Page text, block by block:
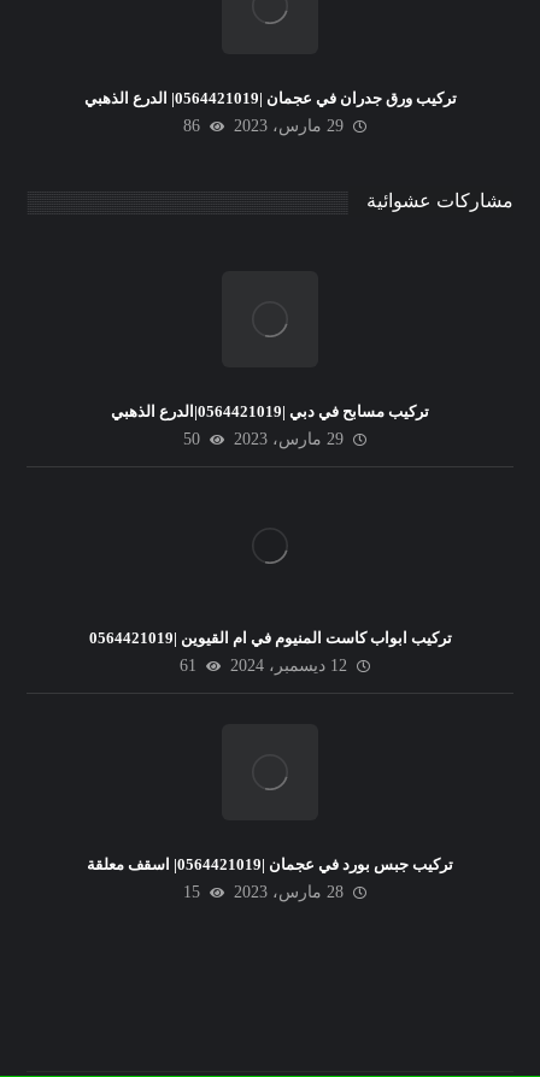
تركيب ورق جدران في عجمان |0564421019| الدرع الذهبي
29 مارس، 2023
86
مشاركات عشوائية
تركيب مسابح في دبي |0564421019|الدرع الذهبي
29 مارس، 2023
50
تركيب ابواب كاست المنيوم في ام القيوين |0564421019
12 ديسمبر، 2024
61
تركيب جبس بورد في عجمان |0564421019| اسقف معلقة
28 مارس، 2023
15